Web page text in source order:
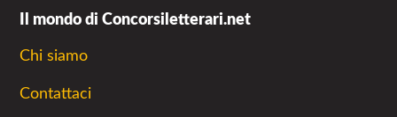
Il mondo di Concorsiletterari.net
Chi siamo
Contattaci